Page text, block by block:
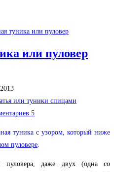
или пуловер
или туники спицами
5
туника с узором, который ниже
пуловере.
даже двух (одна со